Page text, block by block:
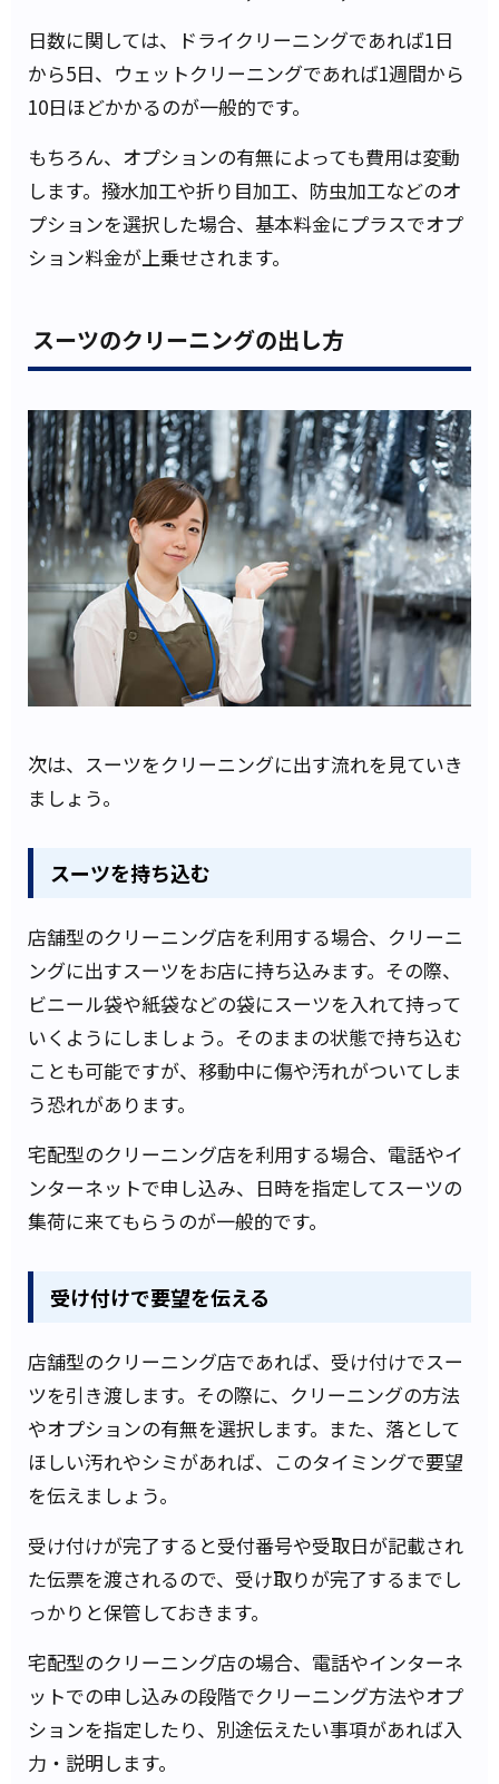
日数に関しては、ドライクリーニングであれば1日
から5日、ウェットクリーニングであれば1週間から
10日ほどかかるのが一般的です。
もちろん、オプションの有無によっても費用は変動
します。撥水加工や折り目加工、防虫加工などのオ
プションを選択した場合、基本料金にプラスでオプ
ション料金が上乗せされます。
スーツのクリーニングの出し方
次は、スーツをクリーニングに出す流れを見ていき
ましょう。
スーツを持ち込む
店舗型のクリーニング店を利用する場合、クリーニ
ングに出すスーツをお店に持ち込みます。その際、
ビニール袋や紙袋などの袋にスーツを入れて持って
いくようにしましょう。そのままの状態で持ち込む
ことも可能ですが、移動中に傷や汚れがついてしま
う恐れがあります。
宅配型のクリーニング店を利用する場合、電話やイ
ンターネットで申し込み、日時を指定してスーツの
集荷に来てもらうのが一般的です。
受け付けで要望を伝える
店舗型のクリーニング店であれば、受け付けでスー
ツを引き渡します。その際に、クリーニングの方法
やオプションの有無を選択します。また、落として
ほしい汚れやシミがあれば、このタイミングで要望
を伝えましょう。
受け付けが完了すると受付番号や受取日が記載され
た伝票を渡されるので、受け取りが完了するまでし
っかりと保管しておきます。
宅配型のクリーニング店の場合、電話やインターネ
ットでの申し込みの段階でクリーニング方法やオプ
ションを指定したり、別途伝えたい事項があれば入
力・説明します。